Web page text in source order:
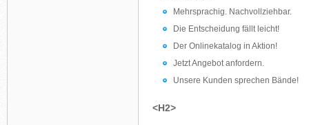
Mehrsprachig. Nachvollziehbar.
Die Entscheidung fällt leicht!
Der Onlinekatalog in Aktion!
Jetzt Angebot anfordern.
Unsere Kunden sprechen Bände!
<H2>